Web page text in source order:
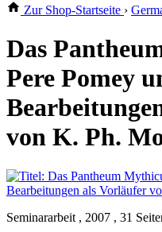
Zur Shop-Startseite ›
Das
Pere Pomey
von K. Ph.
Seminararbeit , 2007 , 31